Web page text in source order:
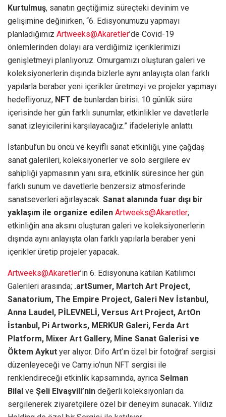
Kurtulmuş, sanatın geçtiğimiz süreçteki devinim ve
gelişimine değinirken, “6. Edisyonumuzu yapmayı
planladığımız Artweeks@Akaretler’de Covid-19
önlemlerinden dolayı ara verdiğimiz içeriklerimizi
genişletmeyi planlıyoruz. Omurgamızı oluşturan galeri ve
koleksiyonerlerin dışında bizlerle aynı anlayışta olan farklı
yapılarla beraber yeni içerikler üretmeyi ve projeler yapmayı
hedefliyoruz, NFT de bunlardan birisi. 10 günlük süre
içerisinde her gün farklı sunumlar, etkinlikler ve davetlerle
sanat izleyicilerini karşılayacağız.” ifadeleriyle anlattı.
İstanbul’un bu öncü ve keyifli sanat etkinliği, yine çağdaş
sanat galerileri, koleksiyonerler ve solo sergilere ev
sahipliği yapmasının yanı sıra, etkinlik süresince her gün
farklı sunum ve davetlerle benzersiz atmosferinde
sanatseverleri ağırlayacak. Sanat alanında fuar dışı bir
yaklaşım ile organize edilen Artweeks@Akaretler;
etkinliğin ana aksını oluşturan galeri ve koleksiyonerlerin
dışında aynı anlayışta olan farklı yapılarla beraber yeni
içerikler üretip projeler yapacak.
Artweeks@Akaretler’in 6. Edisyonuna katılan Katılımcı
Galerileri arasında; .artSumer, Martch Art Project,
Sanatorium, The Empire Project, Galeri Nev İstanbul,
Anna Laudel, PİLEVNELİ, Versus Art Project, ArtOn
İstanbul, Pi Artworks, MERKUR Galeri, Ferda Art
Platform, Mixer Art Gallery, Mine Sanat Galerisi ve
Öktem Aykut yer alıyor. Difo Art’ın özel bir fotoğraf sergisi
düzenleyeceği ve Carny.io’nun NFT sergisi ile
renklendireceği etkinlik kapsamında, ayrıca Selman
Bilal ve Şeli Elvaşvili’nin değerli koleksiyonları da
sergilenerek ziyaretçilere özel bir deneyim sunacak. Yıldız